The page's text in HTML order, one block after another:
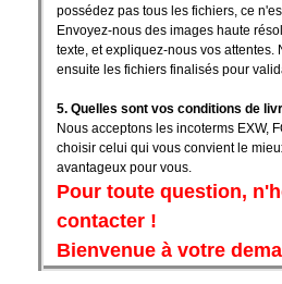
possédez pas tous les fichiers, ce
Envoyez-nous des images haute
texte, et expliquez-nous vos attentes.
ensuite les fichiers finalisés pour
5. Quelles sont vos conditions de
Nous acceptons les incoterms EXW,
choisir celui qui vous convient le
avantageux pour vous.
Pour toute question,
contacter !
Bienvenue à votre